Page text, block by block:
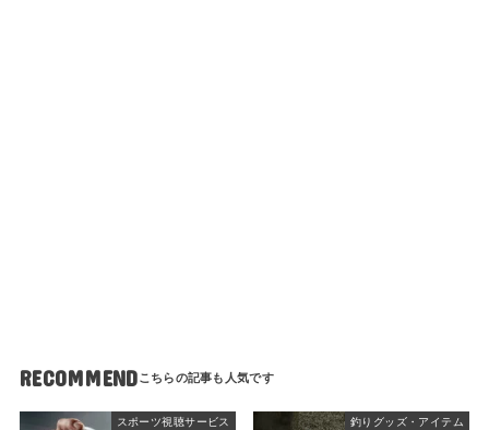
RECOMMEND
スポーツ視聴サービス 釣りグッズ・アイテム